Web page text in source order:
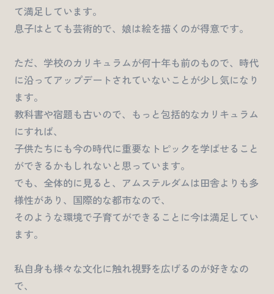
て満足しています。
息子はとても芸術的で、娘は絵を描くのが得意です。
ただ、学校のカリキュラムが何十年も前のもので、時代
に沿ってアップデートされていないことが少し気になり
ます。
教科書や宿題も古いので、もっと包括的なカリキュラム
にすれば、
子供たちにも今の時代に重要なトピックを学ばせること
ができるかもしれないと思っています。
でも、全体的に見ると、アムステルダムは田舎よりも多
様性があり、国際的な都市なので、
そのような環境で子育てができることに今は満足してい
ます。
私自身も様々な文化に触れ視野を広げるのが好きなの
で、